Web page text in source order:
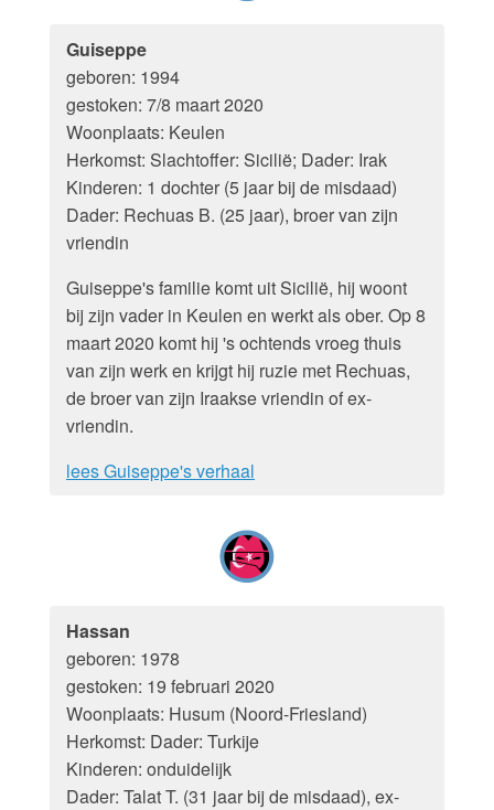
Guiseppe
geboren: 1994
gestoken: 7/8 maart 2020
Woonplaats: Keulen
Herkomst: Slachtoffer: Sicilië; Dader: Irak
Kinderen: 1 dochter (5 jaar bij de misdaad)
Dader: Rechuas B. (25 jaar), broer van zijn
vriendin
Guiseppe's familie komt uit Sicilië, hij woont
bij zijn vader in Keulen en werkt als ober. Op 8
maart 2020 komt hij 's ochtends vroeg thuis
van zijn werk en krijgt hij ruzie met Rechuas,
de broer van zijn Iraakse vriendin of ex-
vriendin.
lees Guiseppe's verhaal
Hassan
geboren: 1978
gestoken: 19 februari 2020
Woonplaats: Husum (Noord-Friesland)
Herkomst: Dader: Turkije
Kinderen: onduidelijk
Dader: Talat T. (31 jaar bij de misdaad), ex-